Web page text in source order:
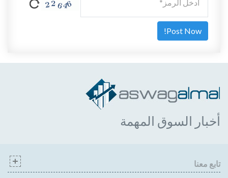
أخبار السوق المهمة
تابع معنا